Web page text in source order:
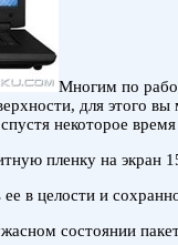
Многим по
для этого
некоторое
пленку на экран
в целости и
состоянии